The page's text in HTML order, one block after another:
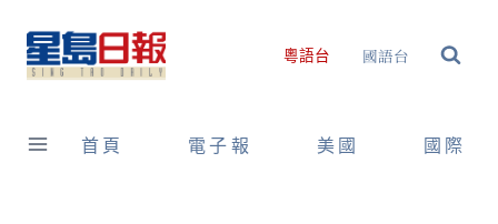
content
粵語台 國語台
首頁 電子報 美國 國際